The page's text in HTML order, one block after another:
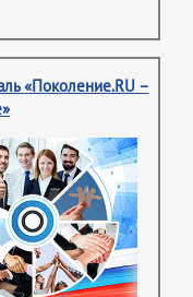
«Поколение.RU –